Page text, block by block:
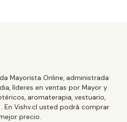
Mayorista Online, administrada
líderes en ventas por Mayor y
aromaterapia, vestuario,
En Vishv.cl usted podrá comprar
precio.